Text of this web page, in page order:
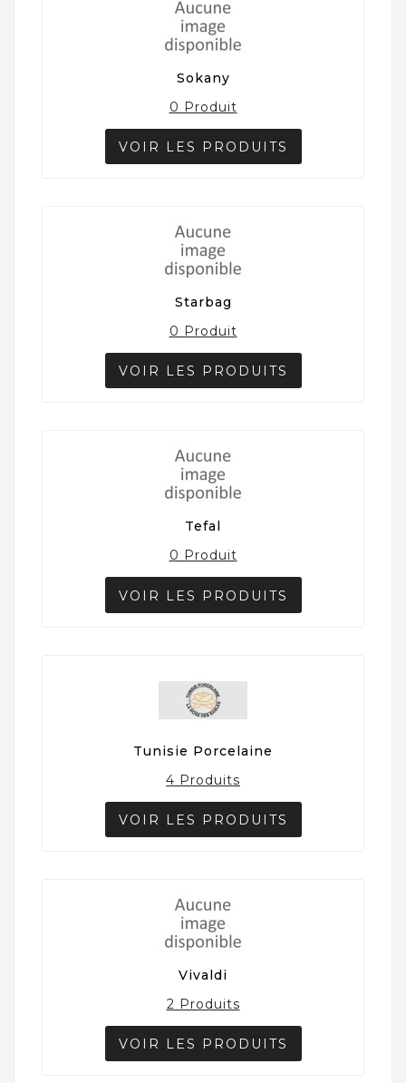
Sokany
0 Produit
VOIR LES PRODUITS
Starbag
0 Produit
VOIR LES PRODUITS
Tefal
0 Produit
VOIR LES PRODUITS
Tunisie Porcelaine
4 Produits
VOIR LES PRODUITS
Vivaldi
2 Produits
VOIR LES PRODUITS